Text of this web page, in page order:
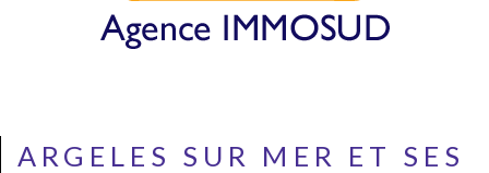
ARGELES SUR MER ET SES